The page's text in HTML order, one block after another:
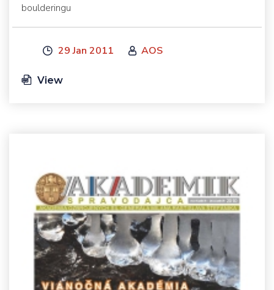
boulderingu
29 Jan 2011 AOS
View